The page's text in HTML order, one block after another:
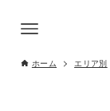
ホーム エリア別